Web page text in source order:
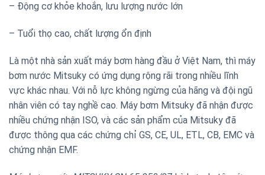
– Động cơ khỏe khoắn, lưu lượng nước lớn
– Tuổi thọ cao, chất lượng ổn định
Là một nhà sản xuất máy bơm hàng đầu ở Việt Nam, thì máy
bơm nước Mitsuky có ứng dụng rộng rãi trong nhiều lĩnh
vực khác nhau. Với nỗ lực không ngừng của hãng và đội ngũ
nhân viên có tay nghề cao. Máy bơm Mitsuky đã nhận được
nhiều chứng nhận ISO, và các sản phẩm của Mitsuky đã
được thông qua các chứng chỉ GS, CE, UL, ETL, CB, EMC và
chứng nhận EMF.